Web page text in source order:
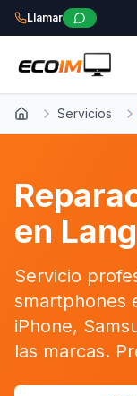
Llamar
Inicio Servicios
en
Servicio
smartphones
iPhone,
las marcas.